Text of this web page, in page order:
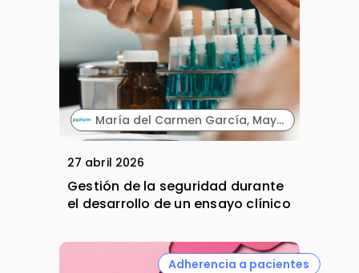
María del Carmen García, Mayte Alonso y José Alberto Ayala. PVpharm.
27 abril 2026
Gestión de la seguridad durante
el desarrollo de un ensayo clínico
Adherencia a pacientes